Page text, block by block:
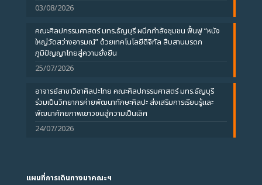
03/08/2026
คณะศิลปกรรมศาสตร์ มทร.ธัญบุรี ผนึกกำลังชุมชน ฟื้นฟู “หนัง
ใหญ่วัดสว่างอารมณ์” ด้วยเทคโนโลยีดิจิทัล สืบสานมรดก
ภูมิปัญญาไทยสู่ความยั่งยืน
25/07/2026
อาจารย์สาขาวิชาศิลปะไทย คณะศิลปกรรมศาสตร์ มทร.ธัญบุรี
ร่วมเป็นวิทยากรค่ายพัฒนาทักษะศิลปะ ส่งเสริมการเรียนรู้และ
พัฒนาศักยภาพเยาวชนสู่ความเป็นเลิศ
24/07/2026
แผนที่การเดินทางมาคณะฯ